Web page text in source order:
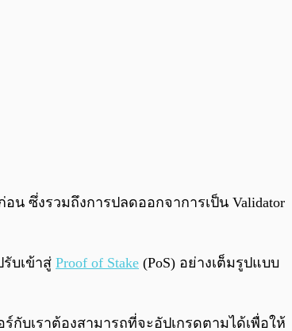
น ซึ่งรวมถึงการปลดออกจาการเป็น Validator
รับเข้าสู่ Proof of Stake (PoS) อย่างเต็มรูปแบบ
กับเราต้องสามารถที่จะอัปเกรดตามได้เพื่อให้